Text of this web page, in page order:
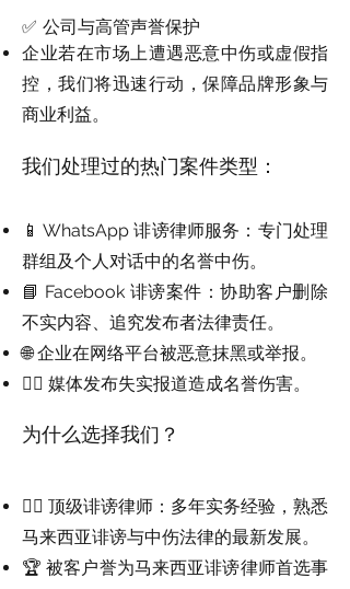
✅ 公司与高管声誉保护
企业若在市场上遭遇恶意中伤或虚假指
控，我们将迅速行动，保障品牌形象与
商业利益。
我们处理过的热门案件类型：
📱 WhatsApp 诽谤律师服务：专门处理
群组及个人对话中的名誉中伤。
📘 Facebook 诽谤案件：协助客户删除
不实内容、追究发布者法律责任。
🌐 企业在网络平台被恶意抹黑或举报。
🧑‍⚖️ 媒体发布失实报道造成名誉伤害。
为什么选择我们？
👨‍⚖️ 顶级诽谤律师：多年实务经验，熟悉
马来西亚诽谤与中伤法律的最新发展。
🏆 被客户誉为马来西亚诽谤律师首选事